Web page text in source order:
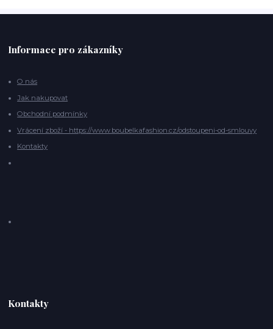
Informace pro zákazníky
O nás
Jak nakupovat
Obchodní podmínky
Vrácení zboží - https://www.boubelkafashion.cz/odstoupeni-od-smlouvy
Kontakty
Kontakty